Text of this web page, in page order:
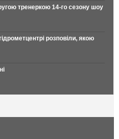
тренеркою 14-го сезону шоу
розповіли, якою